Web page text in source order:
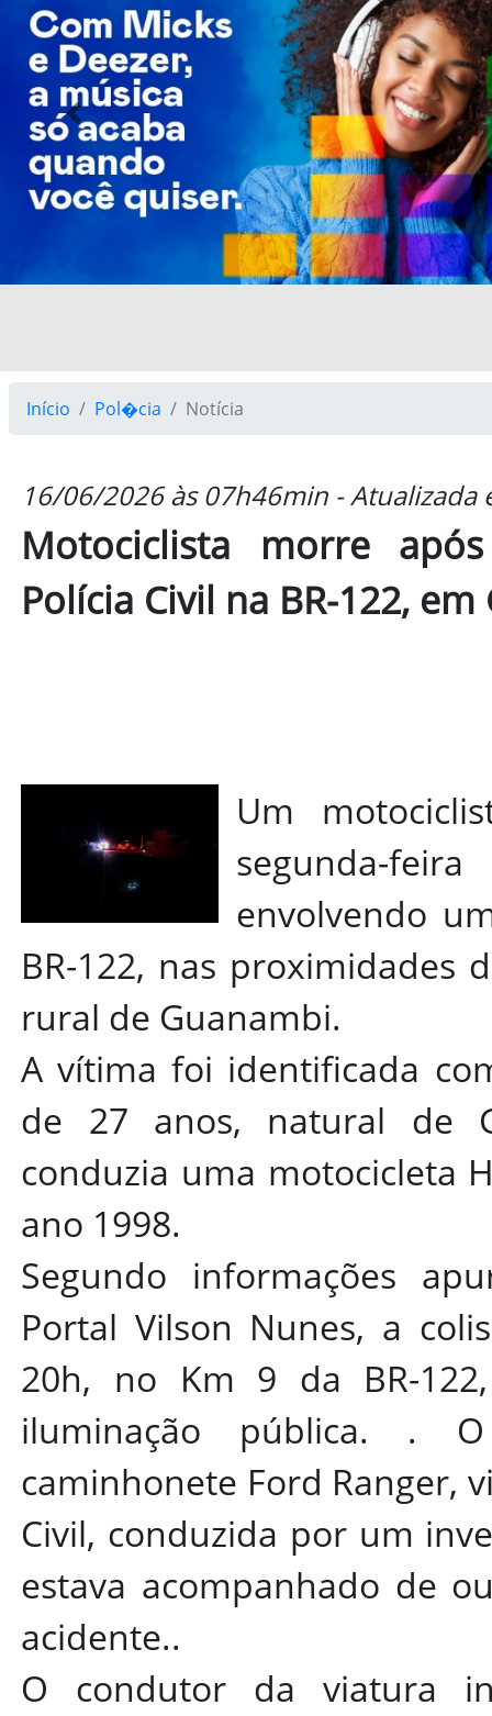
Previous
Início Pol�cia Notícia
16/06/2026 às 07h46min -
Motociclista morre
Polícia Civil na BR-122,
Um
segunda-
envolvendo
BR-122, nas proximidades
rural de Guanambi.
A vítima foi identificada
de 27 anos, natural de
conduzia uma motocicleta
ano 1998.
Segundo informações
Portal Vilson Nunes, a
20h, no Km 9 da BR-
iluminação pública. .
caminhonete Ford Ranger,
Civil, conduzida por um
estava acompanhado de
acidente..
O condutor da viatura